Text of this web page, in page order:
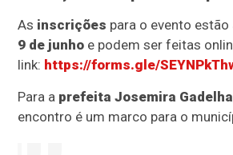
As inscrições para o evento
9 de junho e podem ser feitas
link: https://forms.gle/
Para a prefeita Josemira Gadelha
encontro é um marco para o